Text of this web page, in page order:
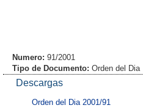
Numero: 91/2001
Tipo de Documento: Orden del Dia
Descargas
Orden del Dia 2001/91